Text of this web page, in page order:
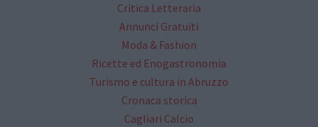
Critica Letteraria
Annunci Gratuiti
Moda & Fashion
Ricette ed Enogastronomia
Turismo e cultura in Abruzzo
Cronaca storica
Cagliari Calcio